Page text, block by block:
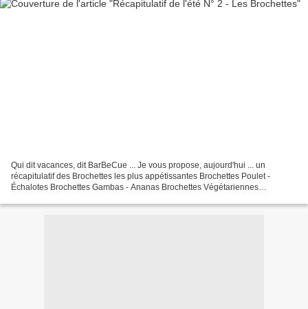
Qui dit vacances, dit BarBeCue ... Je vous propose, aujourd'hui ... un
récapitulatif des Brochettes les plus appétissantes Brochettes Poulet -
Échalotes Brochettes Gambas - Ananas Brochettes Végétariennes